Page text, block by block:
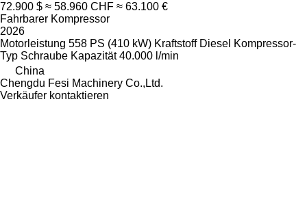
72.900 $ ≈ 58.960 CHF ≈ 63.100 €
Fahrbarer Kompressor
2026
Motorleistung 558 PS (410 kW) Kraftstoff Diesel Kompressor-
Typ Schraube Kapazität 40.000 l/min
China
Chengdu Fesi Machinery Co.,Ltd.
Verkäufer kontaktieren